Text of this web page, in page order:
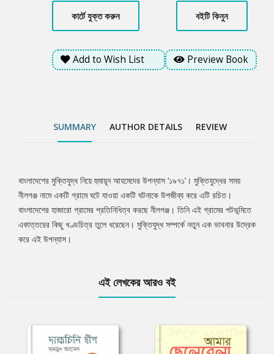
সম্পর্কে নতুন এক ভাবনার উদ্রেক করে এই উপন্যাস।
কার্টে যুক্ত করুন বইটি কিনুন
Add to Wish List Preview Book
SUMMARY AUTHOR DETAILS REVIEW
Tab
Article
বাংলাদেশের মুক্তিযুদ্ধ নিয়ে হুমায়ূন আহমেদের উপন্যাস ‘১৯৭১’। মুক্তিযুদ্ধের সময়
নীলগঞ্জ নামে একটি গ্রামে ঘটে যাওয়া একটি ঘটনাকে উপজীব্য করে এটি রচিত।
বাংলাদেশের হাজারো গ্রামের প্রতিনিধিত্ব করছে নীলগঞ্জ। তিনি এই গ্রামের পটভূমিতে
একাত্তরের কিছু খণ্ডচিত্র তুলে ধরেছেন। মুক্তিযুদ্ধ সম্পর্কে নতুন এক ভাবনার উদ্রেক
করে এই উপন্যাস।
এই লেখকের আরও বই